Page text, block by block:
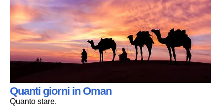
Quanti giorni in Oman
Quanto stare.